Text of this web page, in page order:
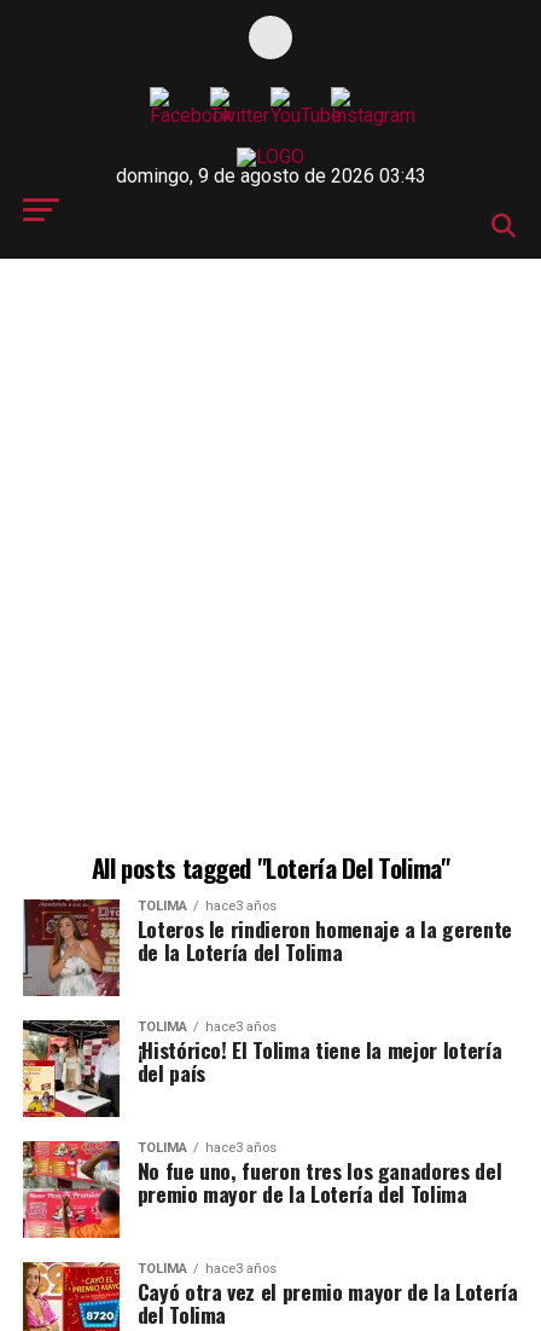
domingo, 9 de agosto de 2026 03:43
All posts tagged "Lotería Del Tolima"
TOLIMA hace3 años
Loteros le rindieron homenaje a la gerente
de la Lotería del Tolima
TOLIMA hace3 años
¡Histórico! El Tolima tiene la mejor lotería
del país
TOLIMA hace3 años
No fue uno, fueron tres los ganadores del
premio mayor de la Lotería del Tolima
TOLIMA hace3 años
Cayó otra vez el premio mayor de la Lotería
del Tolima